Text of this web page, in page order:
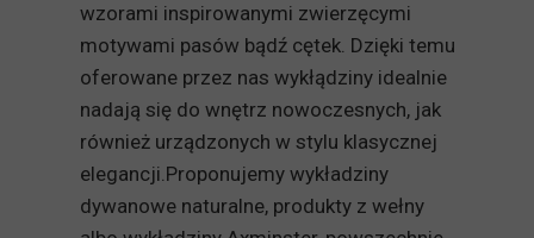
wzorami inspirowanymi zwierzęcymi
motywami pasów bądź cętek. Dzięki temu
oferowane przez nas wykłądziny idealnie
nadają się do wnętrz nowoczesnych, jak
również urządzonych w stylu klasycznej
elegancji.Proponujemy wykładziny
dywanowe naturalne, produkty z wełny